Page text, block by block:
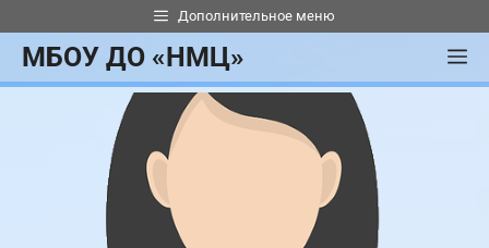
к
содержимому
Дополнительное меню
МБОУ ДО «НМЦ»